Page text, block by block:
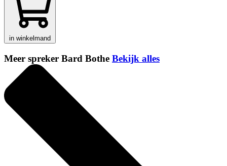
in winkelmand
Meer spreker Bard Bothe Bekijk alles